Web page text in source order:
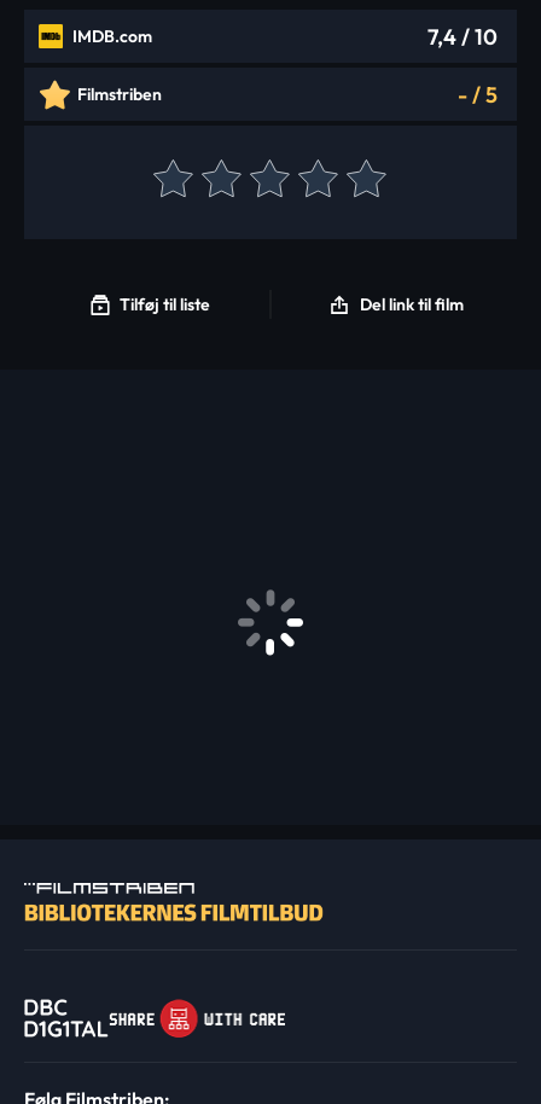
IMDB.com 7,4/ 10
Filmstriben -/5
Tilføj til liste Del link til film
Følg Filmstriben: